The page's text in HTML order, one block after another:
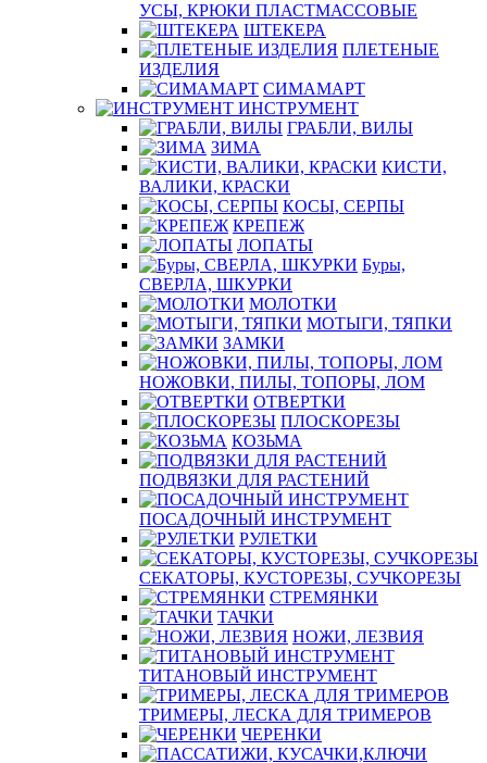
УСЫ, КРЮКИ ПЛАСТМАССОВЫЕ
ШТЕКЕРА
ПЛЕТЕНЫЕ
ИЗДЕЛИЯ
СИМАМАРТ
ИНСТРУМЕНТ
ГРАБЛИ, ВИЛЫ
ЗИМА
КИСТИ,
ВАЛИКИ, КРАСКИ
КОСЫ, СЕРПЫ
КРЕПЕЖ
ЛОПАТЫ
Буры,
СВЕРЛА, ШКУРКИ
МОЛОТКИ
МОТЫГИ, ТЯПКИ
ЗАМКИ
НОЖОВКИ, ПИЛЫ, ТОПОРЫ, ЛОМ
ОТВЕРТКИ
ПЛОСКОРЕЗЫ
КОЗЬМА
ПОДВЯЗКИ ДЛЯ РАСТЕНИЙ
ПОСАДОЧНЫЙ ИНСТРУМЕНТ
РУЛЕТКИ
СЕКАТОРЫ, КУСТОРЕЗЫ, СУЧКОРЕЗЫ
СТРЕМЯНКИ
ТАЧКИ
НОЖИ, ЛЕЗВИЯ
ТИТАНОВЫЙ ИНСТРУМЕНТ
ТРИМЕРЫ, ЛЕСКА ДЛЯ ТРИМЕРОВ
ЧЕРЕНКИ